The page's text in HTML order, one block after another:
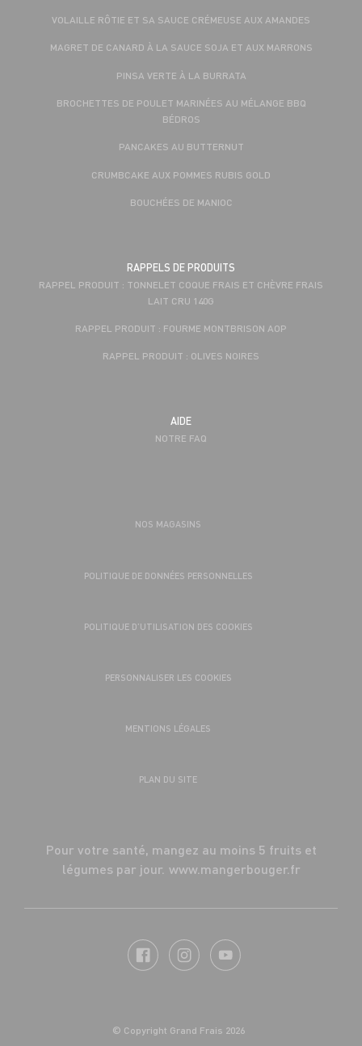
VOLAILLE RÔTIE ET SA SAUCE CRÉMEUSE AUX AMANDES
MAGRET DE CANARD À LA SAUCE SOJA ET AUX MARRONS
PINSA VERTE À LA BURRATA
BROCHETTES DE POULET MARINÉES AU MÉLANGE BBQ
BÉDROS
PANCAKES AU BUTTERNUT
CRUMBCAKE AUX POMMES RUBIS GOLD
BOUCHÉES DE MANIOC
RAPPELS DE PRODUITS
RAPPEL PRODUIT : TONNELET COQUE FRAIS ET CHÈVRE FRAIS
LAIT CRU 140G
RAPPEL PRODUIT : FOURME MONTBRISON AOP
RAPPEL PRODUIT : OLIVES NOIRES
AIDE
NOTRE FAQ
NOS MAGASINS
POLITIQUE DE DONNÉES PERSONNELLES
POLITIQUE D’UTILISATION DES COOKIES
PERSONNALISER LES COOKIES
MENTIONS LÉGALES
PLAN DU SITE
Pour votre santé, mangez au moins 5 fruits et
légumes par jour. www.mangerbouger.fr
© Copyright Grand Frais 2026